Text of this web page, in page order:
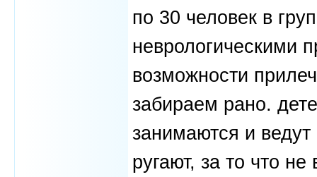
по 30 человек в
неврологическими
возможности
забираем рано.
занимаются и
ругают, за то что